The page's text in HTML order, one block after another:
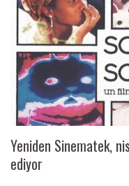
Yeniden Sinematek,
ediyor